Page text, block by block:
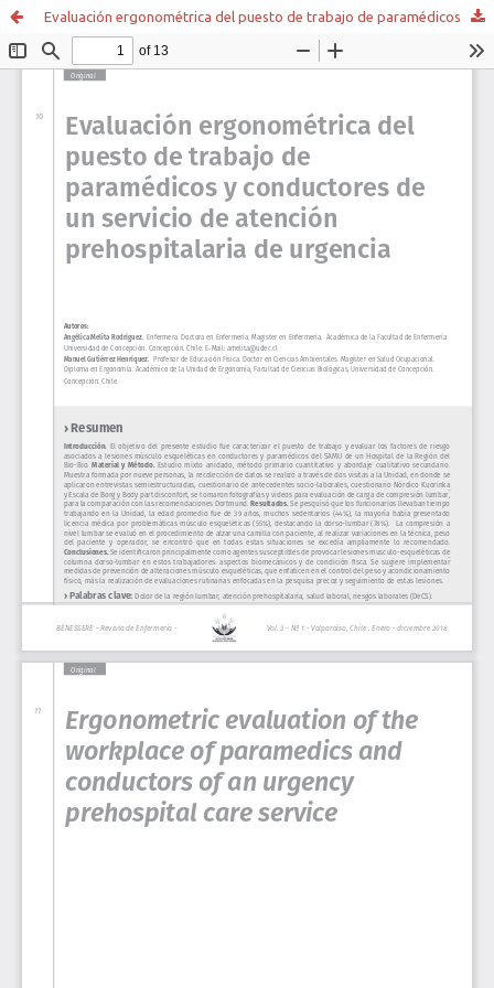
Evaluación ergonométrica del puesto de trabajo de paramédicos y conductores de un servicio de atención prehospitalaria de urgencia